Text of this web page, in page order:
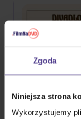
Zgoda
Niniejsza strona
Wykorzystujemy